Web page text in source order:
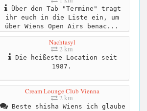
Über den Tab "Termine" tragt
ihr euch in die Liste ein, um
über Wiens Open Airs benac...
Nachtasyl
2 km
Die heißeste Location seit
1987.
Cream Lounge Club Vienna
2 km
Beste shisha Wiens ich glaube